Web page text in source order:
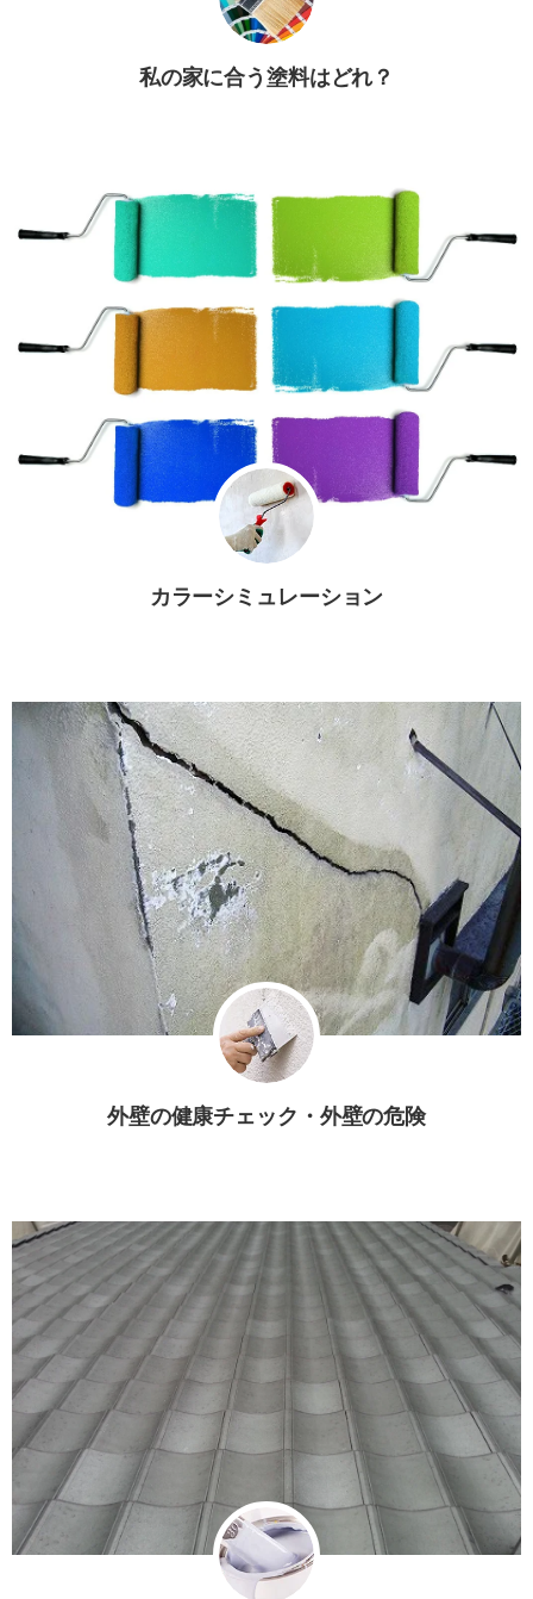
私の家に合う塗料はどれ？
カラーシミュレーション
外壁の健康チェック・外壁の危険